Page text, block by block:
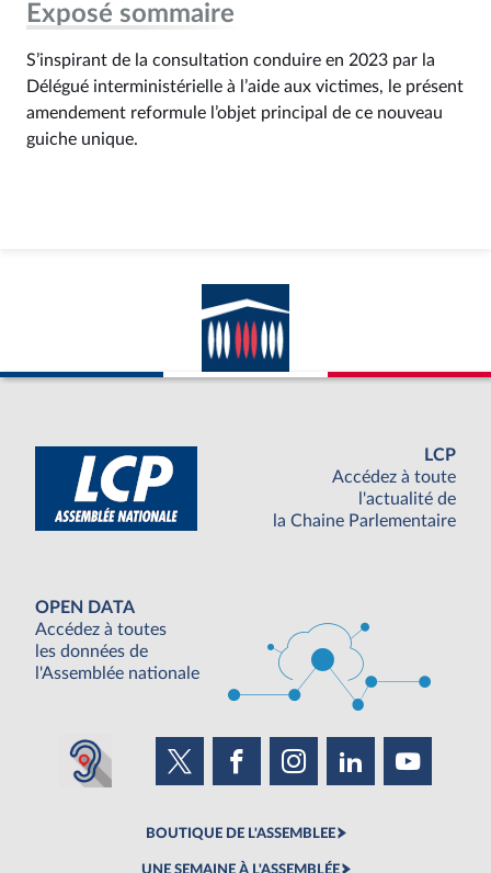
Exposé sommaire
S’inspirant de la consultation conduire en 2023 par la
Délégué interministérielle à l’aide aux victimes, le présent
amendement reformule l’objet principal de ce nouveau
guiche unique.
LCP
Accédez à toute
l'actualité de
la Chaine Parlementaire
OPEN DATA
Accédez à toutes
les données de
l'Assemblée nationale
BOUTIQUE DE L'ASSEMBLEE
UNE SEMAINE À L'ASSEMBLÉE